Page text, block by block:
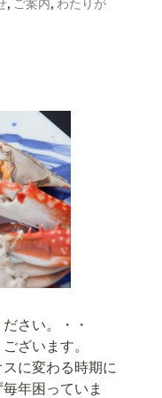
, ご案内, わたりが
さい。・・
ざいます。
に変わる時期に
年困っていま